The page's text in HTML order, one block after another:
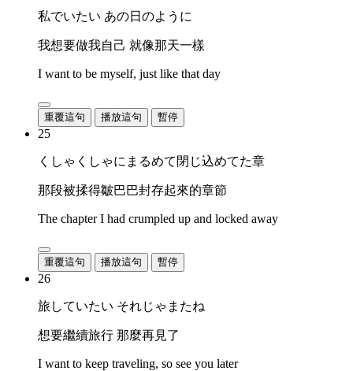
私でいたい あの日のように
我想要做我自己 就像那天一樣
I want to be myself, just like that day
重覆這句 播放這句 暫停
25
くしゃくしゃにまるめて閉じ込めてた章
那段被揉得皺巴巴封存起來的章節
The chapter I had crumpled up and locked away
重覆這句 播放這句 暫停
26
旅していたい それじゃまたね
想要繼續旅行 那麼再見了
I want to keep traveling, so see you later